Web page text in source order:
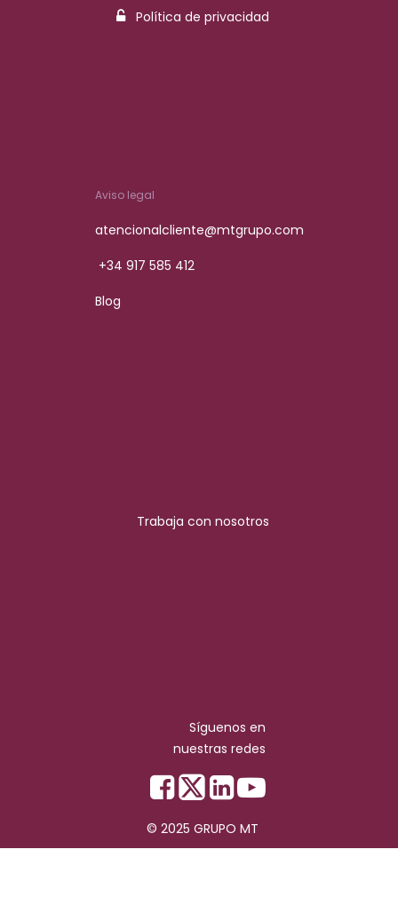
Política de privacidad
Aviso legal
atencionalcliente@mtgrupo.com
+34 917 585 412
Blog
Trabaja con nosotros
Síguenos en
nuestras redes
© 2025 GRUPO MT